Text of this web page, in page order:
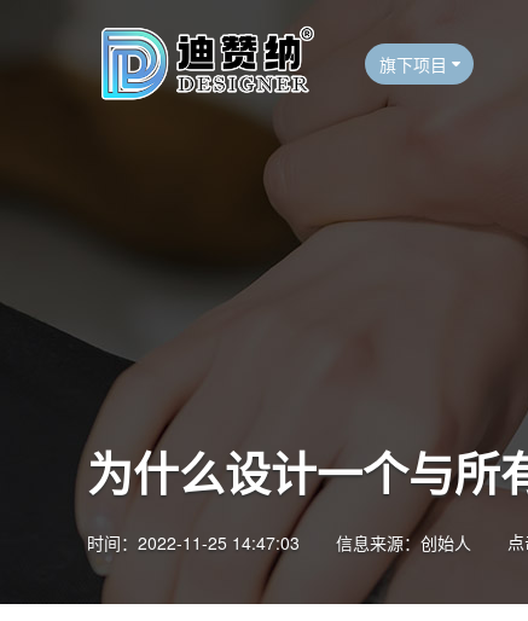
旗下项目
为什么设计一个与所
时间：2022-11-25 14:47:03 信息来源：创始人 点